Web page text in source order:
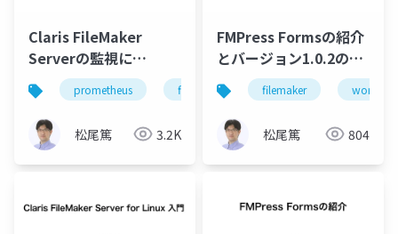
Claris FileMaker
Serverの監視に
Prometheusを活用す
る
prometheus filemaker server monitoring
松尾篤 3.2K
FMPress Formsの紹介
とバージョン1.0.2の変
更点
filemaker
松尾篤 804